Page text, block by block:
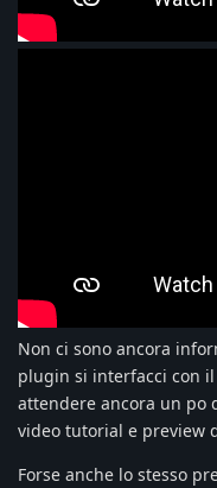
Non ci sono ancora
plugin si interfacci con
attendere ancora un po
video tutorial e preview
Forse anche lo stesso